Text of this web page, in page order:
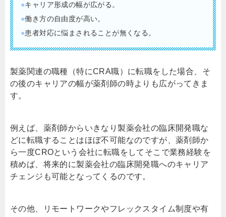
●キャリア形成の幅が広がる。
●働き方の自由度が高い。
●患者対応に悩まされることが無くなる。
製薬関連の職種（特にCRA職）に転職をした場合、そ
の後のキャリアの幅が薬剤師の時よりも広がってきま
す。
例えば、薬剤師からいきなり製薬会社の臨床開発職な
どに転職することはほぼ不可能なのですが、薬剤師か
ら一度CROという会社に転職をしてそこで業務経験を
積めば、将来的に製薬会社の臨床開発職へのキャリア
チェンジも可能となってくるのです。
その他、リモートワークやフレックスタイム制度や有